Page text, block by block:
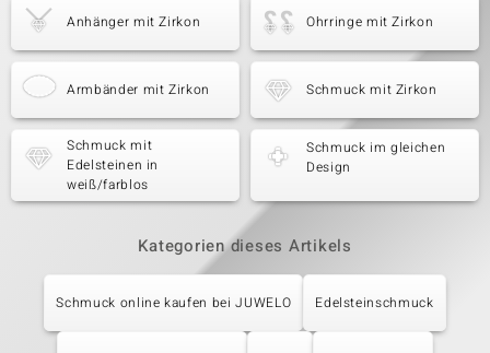
Anhänger mit Zirkon Ohrringe mit Zirkon
Armbänder mit Zirkon Schmuck mit Zirkon
Schmuck mit
Edelsteinen in
weiß/farblos
Schmuck im gleichen
Design
Kategorien dieses Artikels
Schmuck online kaufen bei JUWELO Edelsteinschmuck